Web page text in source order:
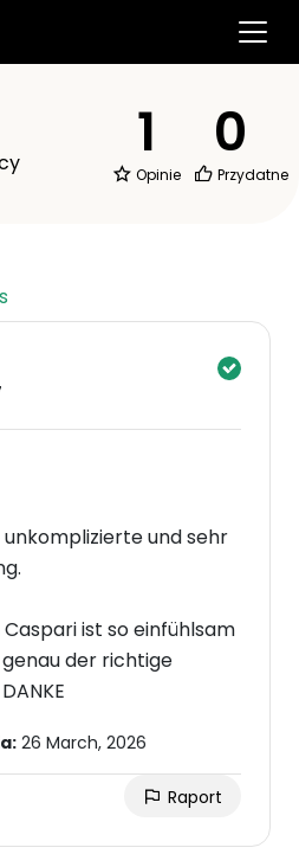
1
Opinie
0
Przydatne
und sehr
Caspari ist so einfühlsam
der richtige
26 March, 2026
Raport